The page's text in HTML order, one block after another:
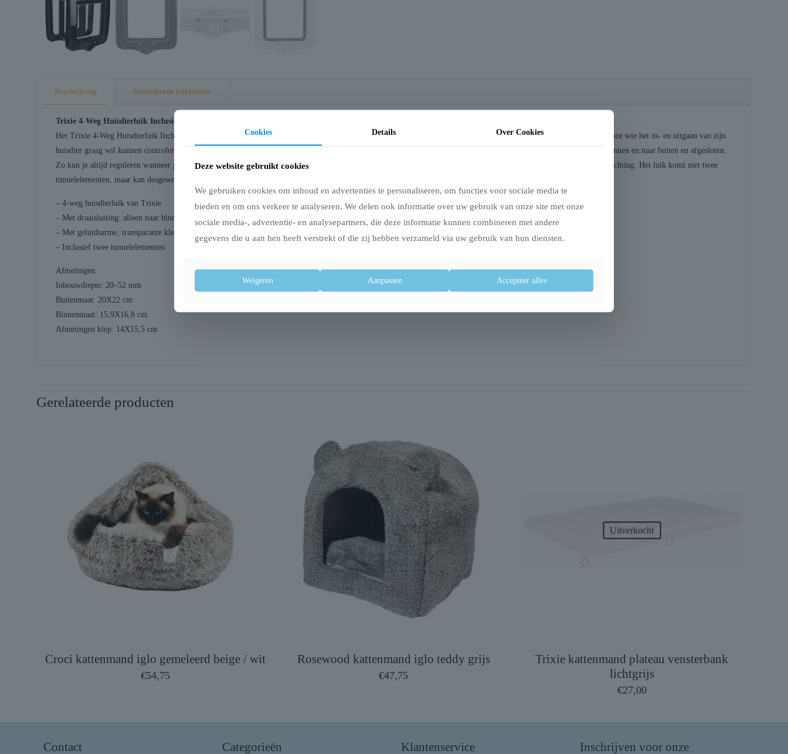
Beschrijving Aanvullende informatie
Trixie 4-Weg Huisdierluik Inclusief Tunnelstuk Zwart 20X22 cm
Het Trixie 4-Weg Huisdierluik Inclusief Tunnelstuk Zwart is een huisdierluik met twee tunnelelementen, met geluidsarme klep en draaisluiting. Een ideaal kattenluik voor wie het in- en uitgaan van zijn
huisdier graag wil kunnen controleren. Dit huisdierluik heeft een draaisluiting die ervoor zorgt dat het luik is ingesteld op alleen naar binnen, alleen naar buiten, naar binnen en naar buiten en afgesloten.
Zo kun je altijd reguleren wanneer jouw dier naar binnen of naar buiten gaat. Het huisdierluik is voorzien van een geluidsarme, transparante klep met rondom TPR-afdichting. Het luik komt met twee
tunnelelementen, maar kan desgewenst met verdere tunnelelementen worden uitgebreid.
– 4-weg huisdierluik van Trixie
– Met draaisluiting: alleen naar binnen, alleen naar buiten, allebei of geen van beiden (afgesloten)
– Met geluidsarme, transparante klep en TPR-afdichting
– Inclusief twee tunnelelementen
Afmetingen:
Inbouwdiepte: 20–52 mm
Buitenmaat: 20X22 cm
Binnenmaat: 15,9X16,8 cm
Afmetingen klep: 14X15,5 cm
Gerelateerde producten
Croci kattenmand iglo gemeleerd beige / wit
€54,75
Rosewood kattenmand iglo teddy grijs
€47,75
Uitverkocht
Trixie kattenmand plateau vensterbank
lichtgrijs
€27,00
Contact Categorieën Klantenservice Inschrijven voor onze
Cookies Details Over Cookies
Deze website gebruikt cookies
We gebruiken cookies om inhoud en advertenties te personaliseren, om functies voor sociale media te
bieden en om ons verkeer te analyseren. We delen ook informatie over uw gebruik van onze site met onze
sociale media-, advertentie- en analysepartners, die deze informatie kunnen combineren met andere
gegevens die u aan hen heeft verstrekt of die zij hebben verzameld via uw gebruik van hun diensten.
Weigeren Aanpassen Accepteer alles